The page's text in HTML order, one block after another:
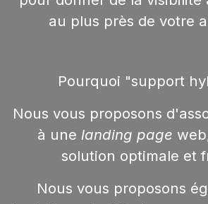
au plus près de votre
Pourquoi "support
Nous vous proposons
à une landing page
solution optimale et
Nous vous proposons